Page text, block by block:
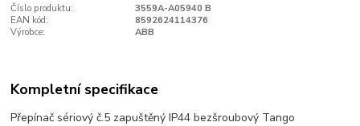
Číslo produktu:
3559A-A05940 B
EAN kód:
8592624114376
Výrobce:
ABB
Kompletní specifikace
Přepínač sériový č.5 zapuštěný IP44 bezšroubový Tango